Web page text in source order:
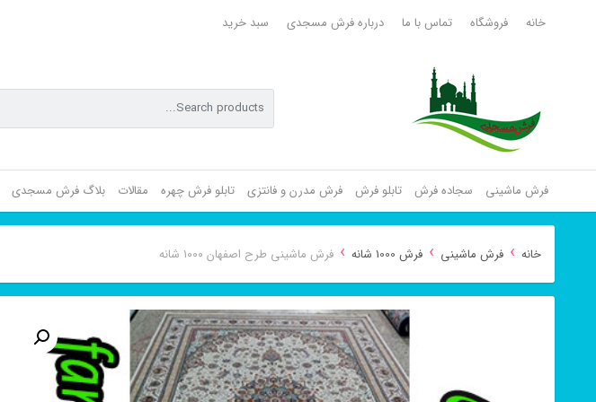
خانه فروشگاه تماس با ما درباره فرش مسجدی سبد خرید
فرش ماشینی سجاده فرش تابلو فرش فرش مدرن و فانتزی تابلو فرش چهره مقالات بلاگ فرش مسجدی
خانه › فرش ماشینی › فرش 1000 شانه › فرش ماشینی طرح اصفهان ۱۰۰۰ شانه